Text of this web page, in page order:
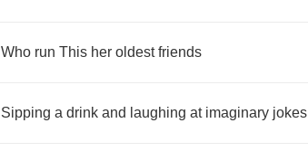
Who run This her oldest friends
Sipping a drink and laughing at imaginary jokes